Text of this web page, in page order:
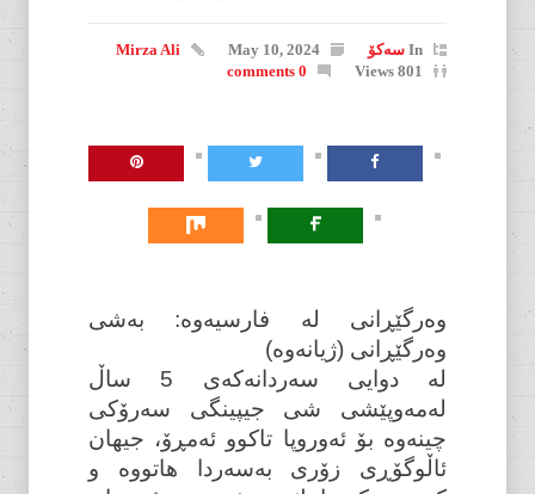
In سەکۆ May 10, 2024
Mirza Ali
801 Views
0 comments
وەرگێڕانی لە فارسیەوە: بەشی
وەرگێڕانی (ژیانەوە)
لە دوایی سەردانەکەی 5 ساڵ
لەمەوپێشی شی جیپینگی سەرۆکی
چینەوە بۆ ئەوروپا تاکوو ئەمڕۆ، جیهان
ئاڵوگۆڕی زۆری بەسەردا هاتووە و